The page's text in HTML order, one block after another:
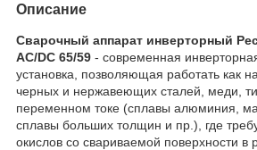
Описание
Сварочный аппарат инверторный
AC/DC 65/59 - современная
установка, позволяющая работать как
черных и нержавеющих сталей, меди,
переменном токе (сплавы алюминия,
сплавы больших толщин и пр.), где
окислов со свариваемой поверхности в